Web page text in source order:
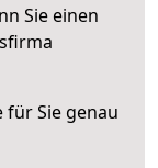
Sie einen
für Sie genau